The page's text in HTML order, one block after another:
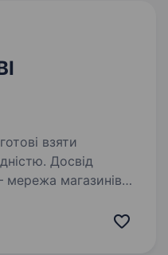
взяти
Досвід
створюємо якісний